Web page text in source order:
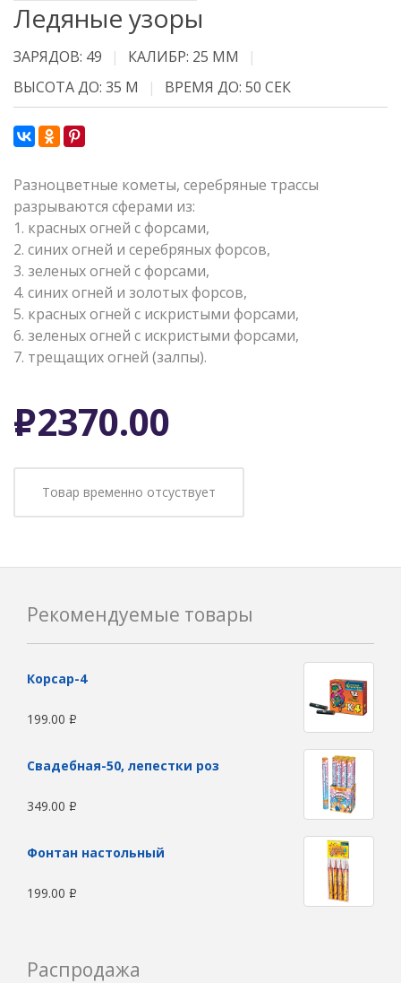
Ледяные узоры
ЗАРЯДОВ: 49
КАЛИБР: 25 ММ
ВЫСОТА ДО: 35 М
ВРЕМЯ ДО: 50 СЕК
Разноцветные кометы, серебряные трассы
разрываются сферами из:
1. красных огней с форсами,
2. синих огней и серебряных форсов,
3. зеленых огней с форсами,
4. синих огней и золотых форсов,
5. красных огней с искристыми форсами,
6. зеленых огней с искристыми форсами,
7. трещащих огней (залпы).
Р2370.00
Товар временно отсуствует
Рекомендуемые товары
Корсар-4
199.00 Р
Свадебная-50, лепестки роз
349.00 Р
Фонтан настольный
199.00 Р
Распродажа